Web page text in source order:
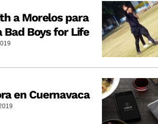
a Morelos para
Boys for Life
en Cuernavaca